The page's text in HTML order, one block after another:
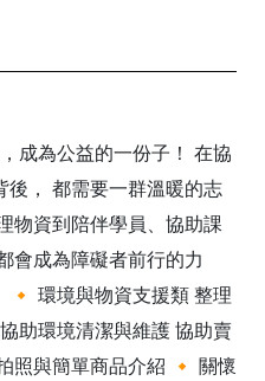
成為公益的一份子！ 在協
， 都需要一群溫暖的志
物資到陪伴學員、協助課
會成為障礙者前行的力
環境與物資支援類 整理
助環境清潔與維護 協助賣
照與簡單商品介紹 🔸 關懷